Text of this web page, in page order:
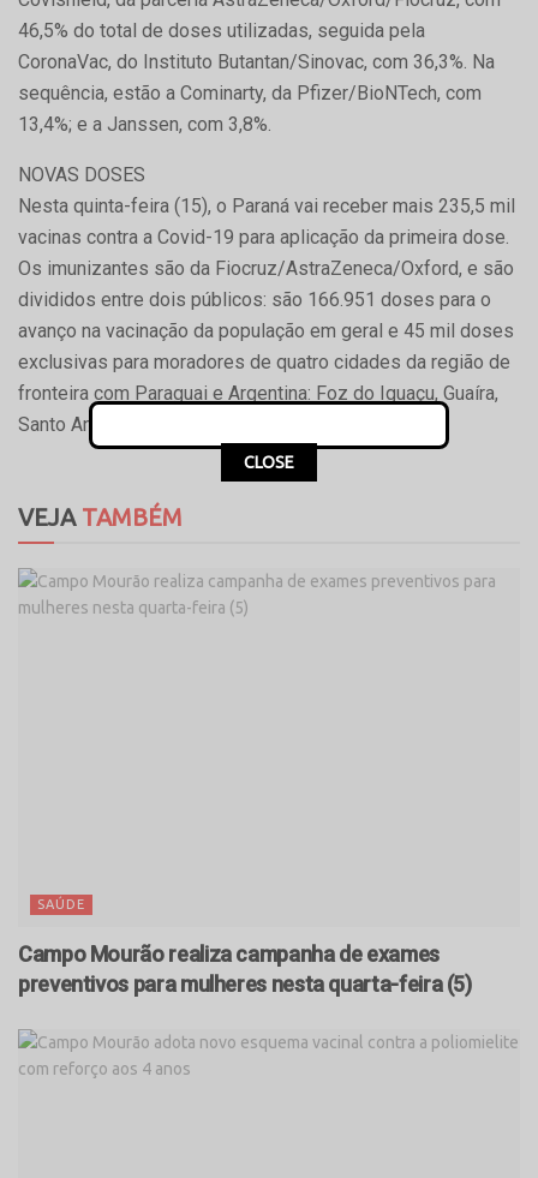
46,5% do total de doses utilizadas, seguida pela
CoronaVac, do Instituto Butantan/Sinovac, com 36,3%. Na
sequência, estão a Cominarty, da Pfizer/BioNTech, com
13,4%; e a Janssen, com 3,8%.
NOVAS DOSES
Nesta quinta-feira (15), o Paraná vai receber mais 235,5 mil
vacinas contra a Covid-19 para aplicação da primeira dose.
Os imunizantes são da Fiocruz/AstraZeneca/Oxford, e são
divididos entre dois públicos: são 166.951 doses para o
avanço na vacinação da população em geral e 45 mil doses
exclusivas para moradores de quatro cidades da região de
fronteira com Paraguai e Argentina: Foz do Iguaçu, Guaíra,
Santo Antônio do Sudoeste e Barracão.
VEJATAMBÉM
SAÚDE
Campo Mourão realiza campanha de exames
preventivos para mulheres nesta quarta-feira (5)
CLOSE